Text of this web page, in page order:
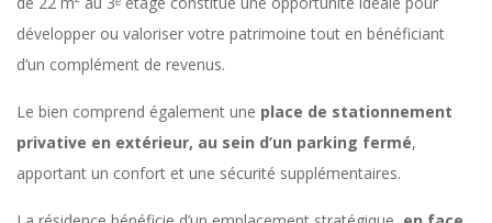
k
i
n
développer ou valoriser votre patrimoine tout en bénéficiant
d’un complément de revenus.
Le bien comprend également une place de stationnement
privative en extérieur, au sein d’un parking fermé,
apportant un confort et une sécurité supplémentaires.